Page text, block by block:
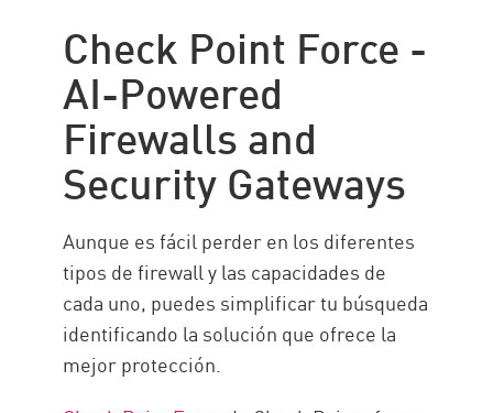
Check Point Force -
AI-Powered
Firewalls and
Security Gateways
Aunque es fácil perder en los diferentes
tipos de firewall y las capacidades de
cada uno, puedes simplificar tu búsqueda
identificando la solución que ofrece la
mejor protección.